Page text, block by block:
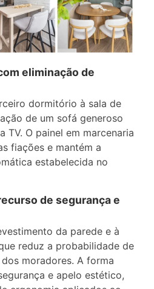
eliminação de
dormitório à sala de
de um sofá generoso
TV. O painel em marcenaria
fiações e mantém a
estabelecida no
de segurança e
da parede e à
reduz a probabilidade de
moradores. A forma
e apelo estético,